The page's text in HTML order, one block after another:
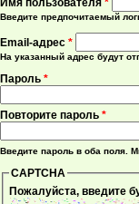
Имя пользователя *
Введите предпочитаемый
Email-адрес *
На указанный адрес будут
Пароль *
Повторите пароль *
Введите пароль в оба поля.
CAPTCHA
Пожалуйста, введите